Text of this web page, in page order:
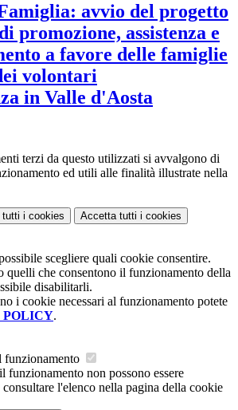
avvio del progetto
promozione, assistenza e
a favore delle famiglie
volontari
in Valle d'Aosta
terzi da questo utilizzati si avvalgono di
ed utili alle finalità illustrate nella
tutti i cookies Accetta tutti i cookies
scegliere quali cookie consentire.
quelli che consentono il funzionamento della
disabilitarli.
i cookie necessari al funzionamento potete
POLICY.
funzionamento
funzionamento non possono essere
l'elenco nella pagina della cookie